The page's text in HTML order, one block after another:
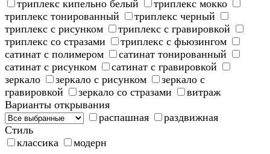
триплекс кипельно белый
триплекс мокко
триплекс тонированный
триплекс черный
триплекс с рисунком
триплекс с гравировкой
триплекс со стразами
триплекс с фьюзингом
сатинат с полимером
сатинат тонированный
сатинат с рисунком
сатинат с гравировкой
зеркало
зеркало с рисунком
зеркало с
гравировкой
зеркало со стразами
витраж
Варианты открывания
распашная
раздвижная
Стиль
классика
модерн